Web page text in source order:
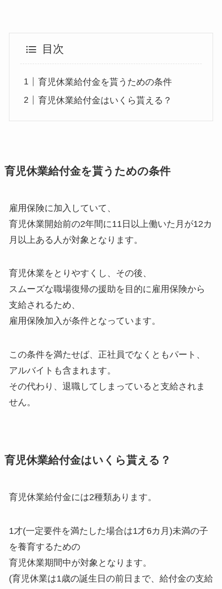
目次
育児休業給付金を貰うための条件
育児休業給付金はいくら貰える？
育児休業給付金を貰うための条件
雇用保険に加入していて、
育児休業開始前の2年間に11日以上働いた月が12カ
月以上ある人が対象となります。
育児休業をとりやすくし、その後、
スムーズな職場復帰の援助を目的に雇用保険から
支給されるため、
雇用保険加入が条件となっています。
この条件を満たせば、正社員でなくともパート、
アルバイトも含まれます。
その代わり、退職してしまっていると支給されま
せん。
育児休業給付金はいくら貰える？
育児休業給付金には2種類あります。
1才(一定要件を満たした場合は1才6カ月)未満の子
を養育するための
育児休業期間中が対象となります。
(育児休業は1歳の誕生日の前日まで、給付金の支給